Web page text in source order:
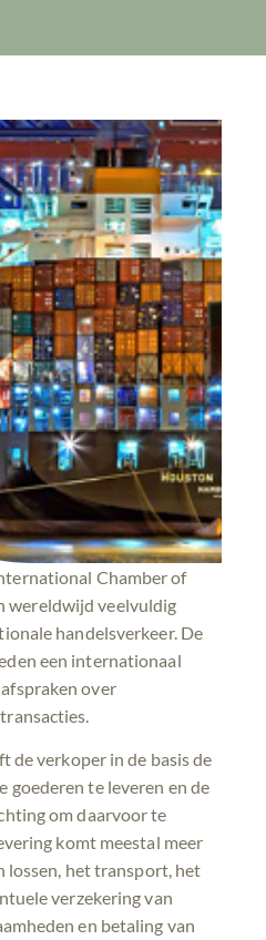
Chamber of
wereldwijd veelvuldig
handelsverkeer. De
een internationaal
over
de verkoper in de basis de
goederen te leveren en de
om daarvoor te
komt meestal meer
lossen, het transport, het
verzekering van
en betaling van